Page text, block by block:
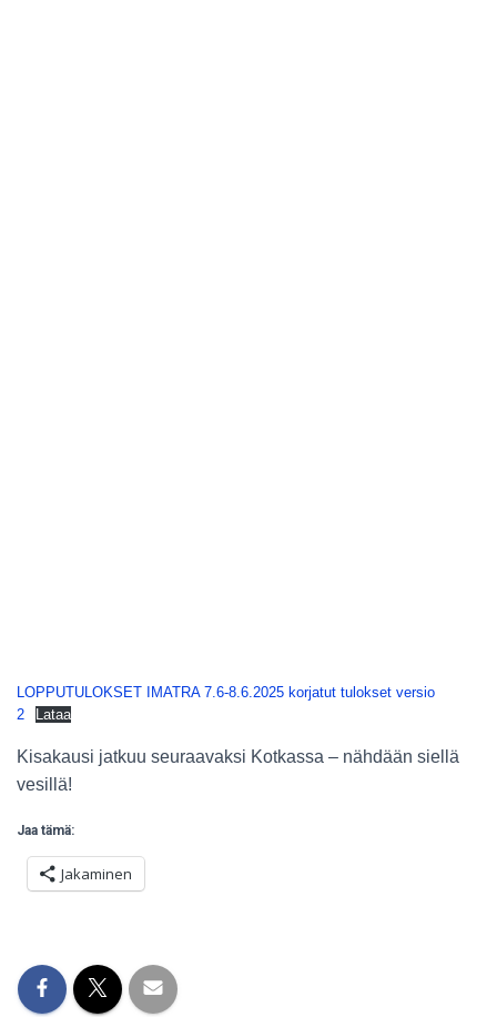
LOPPUTULOKSET IMATRA 7.6-8.6.2025 korjatut tulokset versio
2
Lataa
Kisakausi jatkuu seuraavaksi Kotkassa – nähdään siellä
vesillä!
Jaa tämä:
Jakaminen